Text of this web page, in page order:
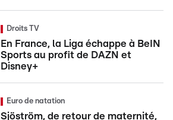
Droits TV
En France, la Liga échappe à BeIN
Sports au profit de DAZN et
Disney+
Euro de natation
Sjöström, de retour de maternité,